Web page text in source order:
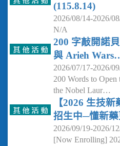
(115.8.14)
2026/08/14-2026/
N/A
200 字敲開諾
與 Arieh
2026/07/17-2026/
200 Words to
the Nobel Laur…
【2026 生技
招生中─懂新
2026/09/19-2026/
[Now Enrolling]